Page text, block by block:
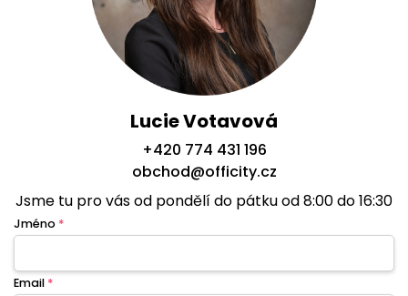
Lucie Votavová
+420 774 431 196
obchod@officity.cz
Jsme tu pro vás od pondělí do pátku od 8:00 do 16:30
Jméno *
Email *